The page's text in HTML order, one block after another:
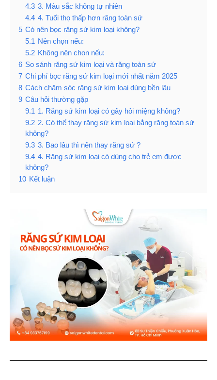
4.3 3. Màu sắc không tự nhiên
4.4 4. Tuổi thọ thấp hơn răng toàn sứ
5 Có nên bọc răng sứ kim loại không?
5.1 Nên chọn nếu:
5.2 Không nên chọn nếu:
6 So sánh răng sứ kim loại và răng toàn sứ
7 Chi phí bọc răng sứ kim loại mới nhất năm 2025
8 Cách chăm sóc răng sứ kim loại dùng bền lâu
9 Câu hỏi thường gặp
9.1 1. Răng sứ kim loại có gây hôi miệng không?
9.2 2. Có thể thay răng sứ kim loại bằng răng toàn sứ
không?
9.3 3. Bao lâu thì nên thay răng sứ ?
9.4 4. Răng sứ kim loại có dùng cho trẻ em được
không?
10 Kết luận